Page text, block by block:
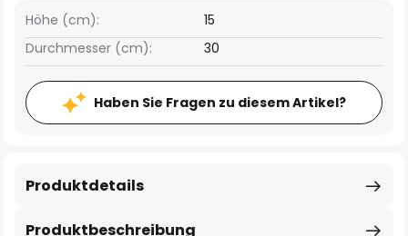
Höhe (cm):
15
Durchmesser (cm):
30
Haben Sie Fragen zu diesem Artikel?
Produktbeschreibung
Produktdetails